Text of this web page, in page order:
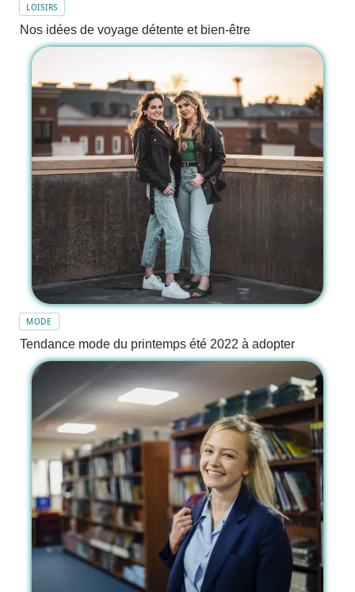
LOISIRS
Nos idées de voyage détente et bien-être
MODE
Tendance mode du printemps été 2022 à adopter